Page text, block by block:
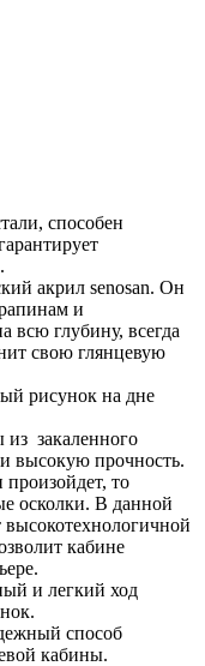
способен
акрил senosan. Он
и
всю глубину, всегда
свою глянцевую
рисунок на дне
закаленного
и высокую прочность.
то
осколки. В данной
высокотехнологичной
кабине
и легкий ход
способ
кабины.